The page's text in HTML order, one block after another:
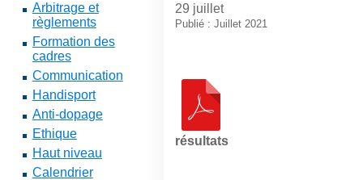
Arbitrage et
règlements
Formation des
cadres
Communication
Handisport
Anti-dopage
Ethique
Haut niveau
Calendrier
29 juillet
Publié : Juillet 2021
résultats